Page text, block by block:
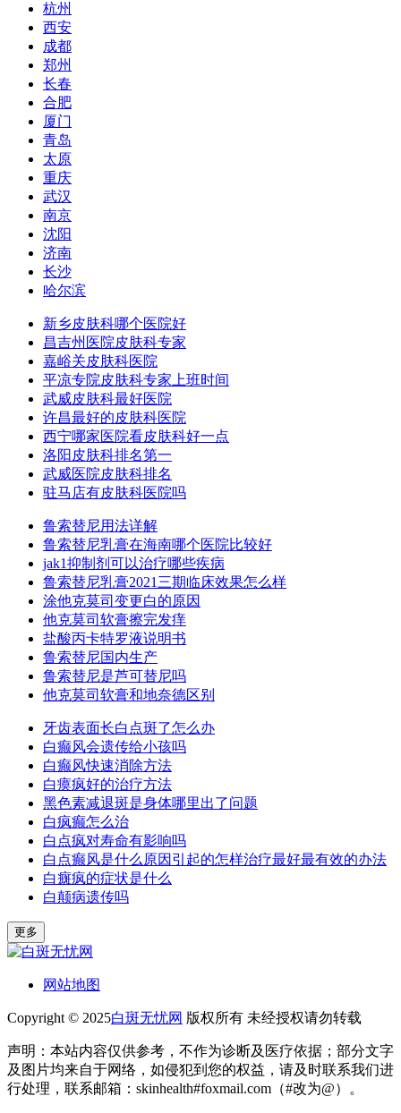
杭州
西安
成都
郑州
长春
合肥
厦门
青岛
太原
重庆
武汉
南京
沈阳
济南
长沙
哈尔滨
新乡皮肤科哪个医院好
昌吉州医院皮肤科专家
嘉峪关皮肤科医院
平凉专院皮肤科专家上班时间
武威皮肤科最好医院
许昌最好的皮肤科医院
西宁哪家医院看皮肤科好一点
洛阳皮肤科排名第一
武威医院皮肤科排名
驻马店有皮肤科医院吗
鲁索替尼用法详解
鲁索替尼乳膏在海南哪个医院比较好
jak1抑制剂可以治疗哪些疾病
鲁索替尼乳膏2021三期临床效果怎么样
涂他克莫司变更白的原因
他克莫司软膏擦完发痒
盐酸丙卡特罗液说明书
鲁索替尼国内生产
鲁索替尼是芦可替尼吗
他克莫司软膏和地奈德区别
牙齿表面长白点斑了怎么办
白癫风会遗传给小孩吗
白癫风快速消除方法
白瘼疯好的治疗方法
黑色素减退斑是身体哪里出了问题
白疯癫怎么治
白点疯对寿命有影响吗
白点癫风是什么原因引起的怎样治疗最好最有效的办法
白癍疯的症状是什么
白颠病遗传吗
更多
网站地图
Copyright © 2025白斑无忧网 版权所有 未经授权请勿转载
声明：本站内容仅供参考，不作为诊断及医疗依据；部分文字
及图片均来自于网络，如侵犯到您的权益，请及时联系我们进
行处理，联系邮箱：skinhealth#foxmail.com（#改为@）。